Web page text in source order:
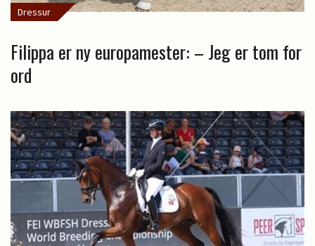
Dressur
Filippa er ny europamester: – Jeg er tom for
ord